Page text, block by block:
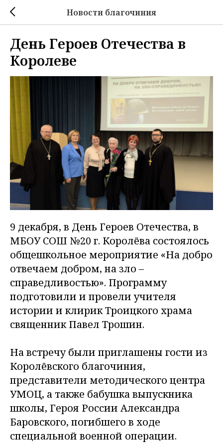
Новости благочиния
День Героев Отечества в
Королеве
9 декабря, в День Героев Отечества, в
МБОУ СОШ №20 г. Королёва состоялось
общешкольное мероприятие «На добро
отвечаем добром, на зло –
справедливостью». Программу
подготовили и провели учителя
истории и клирик Троицкого храма
священник Павел Трошин.
На встречу были приглашены гости из
Королёвского благочиния,
представители методического центра
УМОЦ, а также бабушка выпускника
школы, Героя России Александра
Баровского, погибшего в ходе
специальной военной операции.